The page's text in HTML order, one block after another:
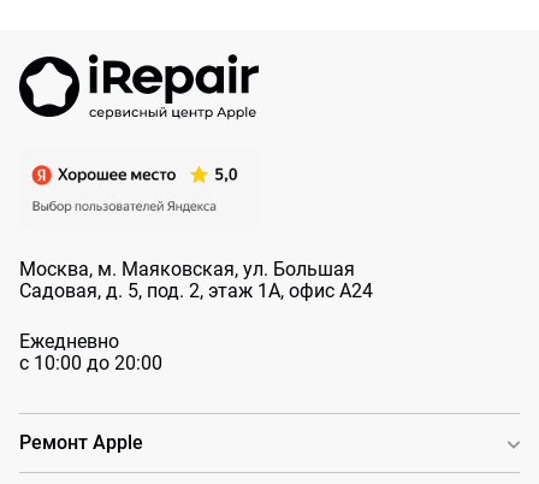
Москва, м. Маяковская, ул. Большая
Садовая, д. 5, под. 2, этаж 1А, офис А24
Ежедневно
с 10:00 до 20:00
Ремонт Apple